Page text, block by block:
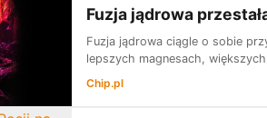
Fuzja jądrowa
Fuzja jądrowa ciągle o sobie
lepszych magnesach,
Chip.pl